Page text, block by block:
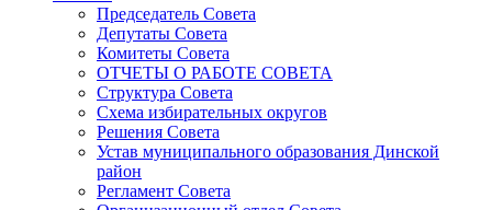
Председатель Совета
Депутаты Совета
Комитеты Совета
ОТЧЕТЫ О РАБОТЕ СОВЕТА
Структура Совета
Схема избирательных округов
Решения Совета
Устав муниципального образования Динской
район
Регламент Совета